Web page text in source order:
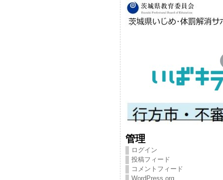
管理
ログイン
投稿フィード
コメントフィード
WordPress.org